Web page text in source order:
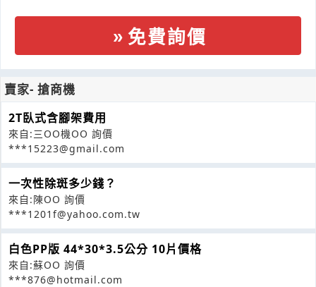
免費詢價
賣家- 搶商機
2T臥式含腳架費用
來自:三OO機OO 詢價
***15223@gmail.com
一次性除斑多少錢？
來自:陳OO 詢價
***1201f@yahoo.com.tw
白色PP版 44*30*3.5公分 10片價格
來自:蘇OO 詢價
***876@hotmail.com